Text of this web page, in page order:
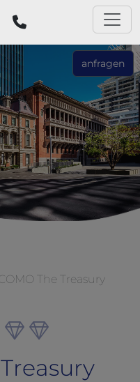
anfragen
The Treasury